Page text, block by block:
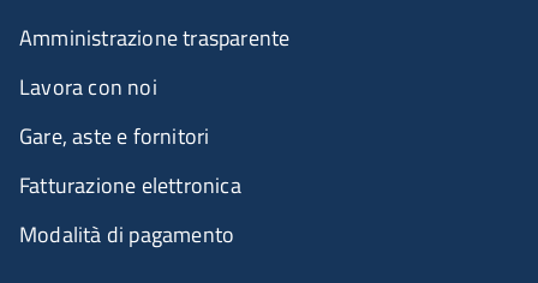
Amministrazione trasparente
Lavora con noi
Gare, aste e fornitori
Fatturazione elettronica
Modalità di pagamento